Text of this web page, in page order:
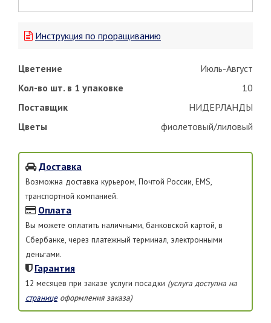
Инструкция по проращиванию
Цветение
Июль-Август
Кол-во шт. в 1 упаковке
10
Поставщик
НИДЕРЛАНДЫ
Цветы
фиолетовый/лиловый
Доставка
Возможна доставка курьером, Почтой России, EMS,
транспортной компанией.
Оплата
Вы можете оплатить наличными, банковской картой, в
Сбербанке, через платежный терминал, электронными
деньгами.
Гарантия
12 месяцев при заказе услуги посадки (услуга доступна на
страницеоформления заказа)